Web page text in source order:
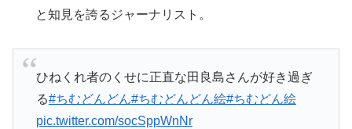
と知見を誇るジャーナリスト。
ひねくれ者のくせに正直な田良島さんが好き過ぎ
る#ちむどんどん#ちむどんどん絵#ちむどん絵
pic.twitter.com/socSppWnNr